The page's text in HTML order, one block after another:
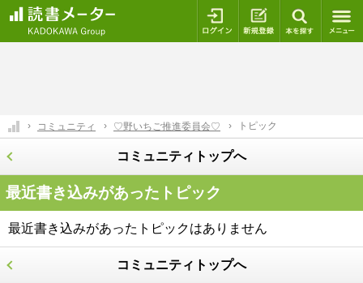
ログイン 新規登録
コミュニティ ♡野いちご推進委員会♡ トピック
コミュニティトップへ
最近書き込みがあったトピック
最近書き込みがあったトピックはありません
コミュニティトップへ